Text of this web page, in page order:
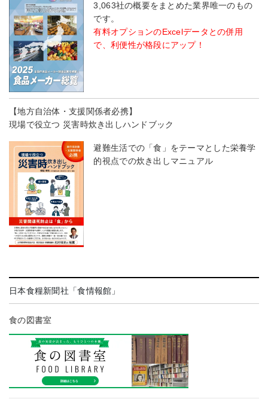
3,063社の概要をまとめた業界唯一のもの
です。
有料オプションのExcelデータとの併用
で、利便性が格段にアップ！
【地方自治体・支援関係者必携】
現場で役立つ 災害時炊き出しハンドブック
避難生活での「食」をテーマとした栄養学
的視点での炊き出しマニュアル
日本食糧新聞社「食情報館」
食の図書室